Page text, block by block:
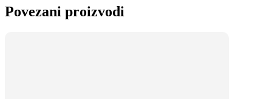
Povezani proizvodi